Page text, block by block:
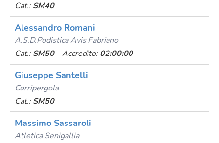
Cat.: SM40
Alessandro Romani
A.s.d.podistica Avis Fabriano
Cat.: SM50 Accredito: 02:00:00
Giuseppe Santelli
Corripergola
Cat.: SM50
Massimo Sassaroli
Atletica Senigallia